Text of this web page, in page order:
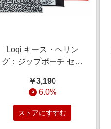
Loqi キース・ヘリン
グ：ジップポーチ セッ
イクルポリエステルマ
ルチ
￥3,190
6.0%
ストアにすすむ